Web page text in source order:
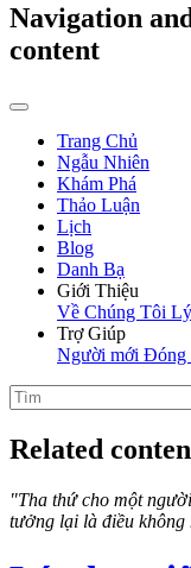
Navigation
content
Trang Chủ
Ngẫu Nhiên
Khám Phá
Thảo Luận
Lịch
Blog
Danh Bạ
Giới Thiệu
Về Chúng Tôi
Trợ Giúp
Người mới Đóng
Related
"Tha thứ cho một
tưởng lại là điều không